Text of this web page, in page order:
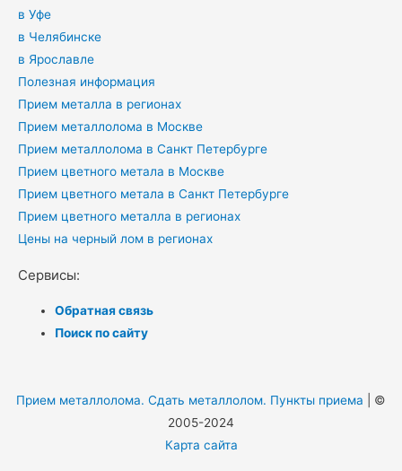
в Уфе
в Челябинске
в Ярославле
Полезная информация
Прием металла в регионах
Прием металлолома в Москве
Прием металлолома в Санкт Петербурге
Прием цветного метала в Москве
Прием цветного метала в Санкт Петербурге
Прием цветного металла в регионах
Цены на черный лом в регионах
Сервисы:
Обратная связь
Поиск по сайту
Прием металлолома. Сдать металлолом. Пункты приема | ©
2005-2024
Карта сайта